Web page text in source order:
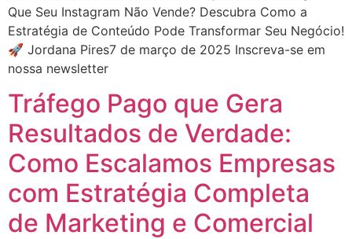
Que Seu Instagram Não Vende? Descubra Como a
Estratégia de Conteúdo Pode Transformar Seu Negócio!
🚀 Jordana Pires7 de março de 2025 Inscreva-se em
nossa newsletter
Tráfego Pago que Gera
Resultados de Verdade:
Como Escalamos Empresas
com Estratégia Completa
de Marketing e Comercial